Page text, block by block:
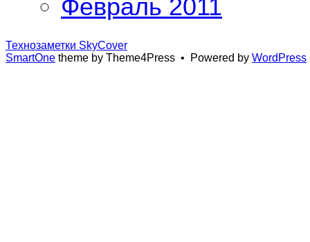
Февраль 2011
Технозаметки SkyCover
SmartOne theme by Theme4Press • Powered by WordPress